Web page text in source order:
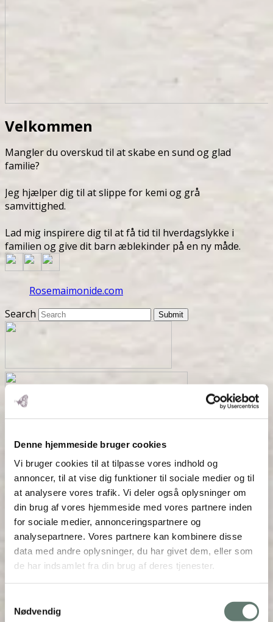
Denne hjemmeside bruger cookies
Vi bruger cookies til at tilpasse vores indhold og
annoncer, til at vise dig funktioner til sociale medier og til
at analysere vores trafik. Vi deler også oplysninger om
din brug af vores hjemmeside med vores partnere inden
for sociale medier, annonceringspartnere og
analysepartnere. Vores partnere kan kombinere disse
data med andre oplysninger, du har givet dem, eller som
de har indsamlet fra din brug af deres tjenester.
Nødvendig
Velkommen
Mangler du overskud til at skabe en sund og glad
familie?
Jeg hjælper dig til at slippe for kemi og grå
samvittighed.
Lad mig inspirere dig til at få tid til hverdagslykke i
familien og give dit barn æblekinder på en ny måde.
Rosemaimonide.com
Search
Submit